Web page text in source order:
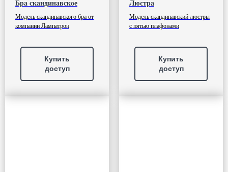
Бра скандинавское
Модель скандинавского бра от
компании Лампатрон
Купить
доступ
Люстра
Модель скандинавский люстры
с пятью плафонами
Купить
доступ